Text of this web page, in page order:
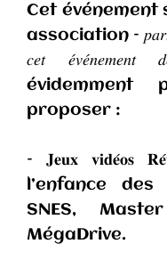
Cet événement
association –
𝑐𝑒𝑡
évidemment
proposer :
– 𝐉𝐞𝐮𝐱 𝐯𝐢𝐝𝐞́𝐨𝐬
l’enfance
SNES,
MégaDrive.